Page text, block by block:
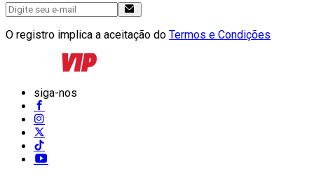
O registro implica a aceitação do Termos e Condições
siga-nos